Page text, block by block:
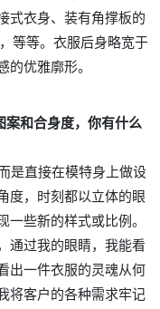
式衣身、装有角撑板的
等等。衣服后身略宽于
优雅廓形。
案和合身度，你有什么
是直接在模特身上做设
度，时刻都以立体的眼
些新的样式或比例。
通过我的眼睛，我能看
出一件衣服的灵魂从何
将客户的各种需求牢记